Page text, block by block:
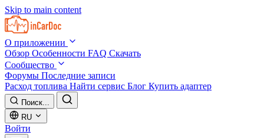
Skip to main content
О приложении
Обзор Особенности FAQ Скачать
Сообщество
Форумы Последние записи
Расход топлива Найти сервис Блог Купить адаптер
Поиск...
RU
Войти